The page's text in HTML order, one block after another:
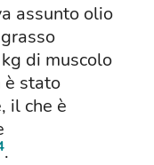
assunto olio
di muscolo
è stato
il che è
.